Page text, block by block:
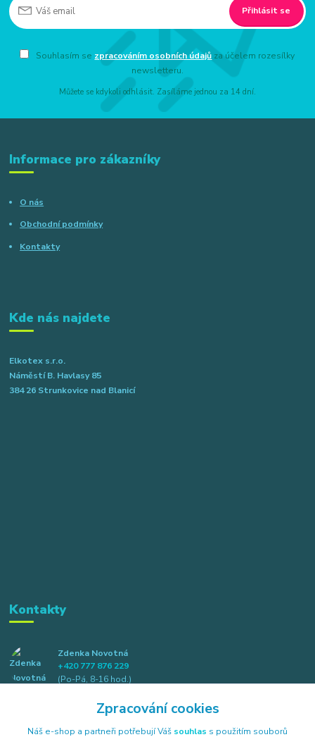
Přihlásit se
Souhlasím se zpracováním osobních údajů za účelem rozesílky
newsletteru.
Můžete se kdykoli odhlásit. Zasíláme jednou za 14 dní.
Informace pro zákazníky
O nás
Obchodní podmínky
Kontakty
Kde nás najdete
Elkotex s.r.o.
Náměstí B. Havlasy 85
384 26 Strunkovice nad Blanicí
Kontakty
Zdenka Novotná
+420 777 876 229
(Po-Pá, 8-16 hod.)
Zpracování cookies
Náš e-shop a partneři potřebují Váš souhlas s použitím souborů